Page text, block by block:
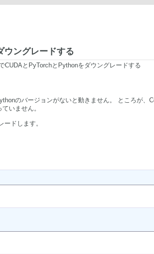
ングレードする
CUDAとPyTorchとPythonをダウングレードする
のバージョンがないと動きません。 ところが、
いません。
ドします。